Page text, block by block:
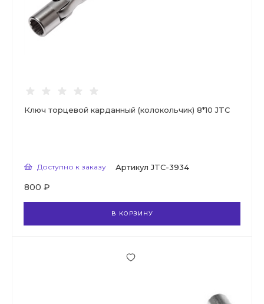
Ключ торцевой карданный (колокольчик) 8*10 JTC
Доступно к заказу Артикул JTC-3934
800 ₽
В КОРЗИНУ